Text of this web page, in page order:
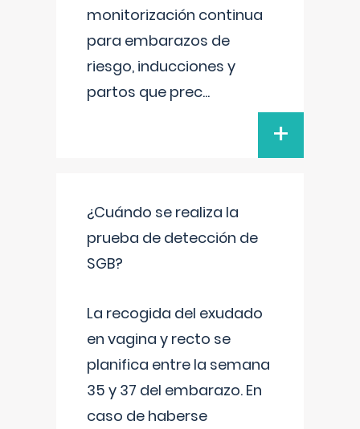
monitorización continua
para embarazos de
riesgo, inducciones y
partos que prec...
+
¿Cuándo se realiza la
prueba de detección de
SGB?
La recogida del exudado
en vagina y recto se
planifica entre la semana
35 y 37 del embarazo. En
caso de haberse